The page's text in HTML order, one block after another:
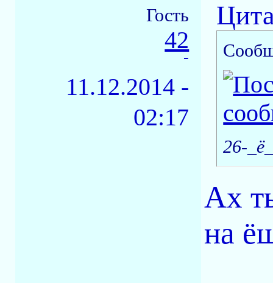
Гость
42
-
11.12.2014 -
02:17
26-
Ах
на